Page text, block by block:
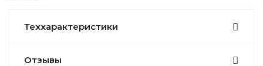
Теххарактеристики
Отзывы